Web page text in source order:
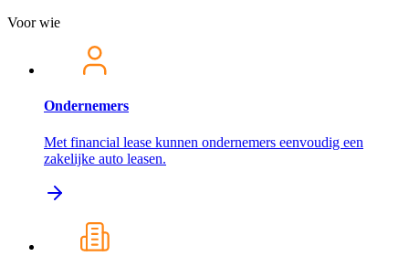
Voor wie
Ondernemers
Met financial lease kunnen ondernemers eenvoudig een
zakelijke auto leasen.